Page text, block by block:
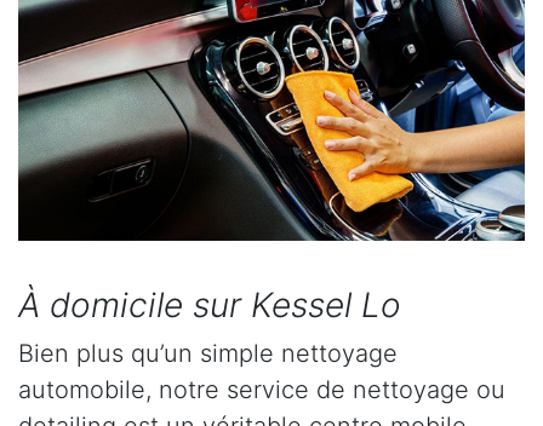
À domicile sur Kessel Lo
Bien plus qu’un simple nettoyage
automobile, notre service de nettoyage ou